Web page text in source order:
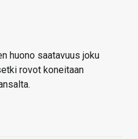
huono saatavuus joku
rovot koneitaan